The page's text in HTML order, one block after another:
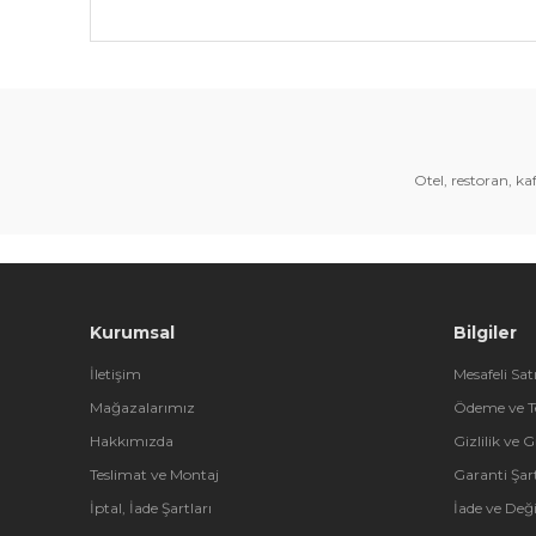
Bu ürünün fiyat bilgisi, resim, ürün
Ürün bilgilerinde hatalar bulunuyor.
Otel, restoran,
Kurumsal
İletişim
Mağazalarımız
Hakkımızda
Teslimat ve Montaj
İptal, İade Şartları
Bilgiler
Mesafeli
Ödeme ve
Gizlilik ve
Garanti
İade ve